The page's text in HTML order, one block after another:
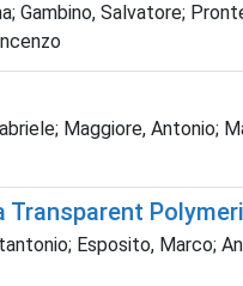
Salvatore;
Maggiore, Antonio;
Transparent
Esposito, Marco;